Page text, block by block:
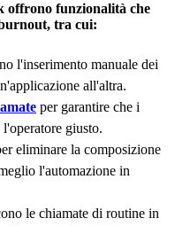
offrono funzionalità che
tra cui:
l'inserimento manuale dei
all'altra.
per garantire che i
giusto.
eliminare la composizione
l'automazione in
le chiamate di routine in